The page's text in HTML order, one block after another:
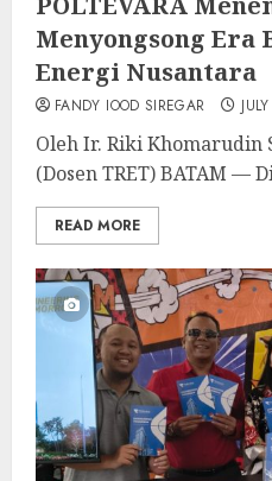
Menyongsong
Energi Nusantara
FANDY IOOD SIREGAR
Oleh Ir. Riki Khomarudin
(Dosen TRET) BATAM —
READ MORE